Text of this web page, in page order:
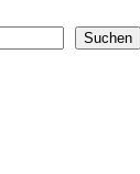
Suchen